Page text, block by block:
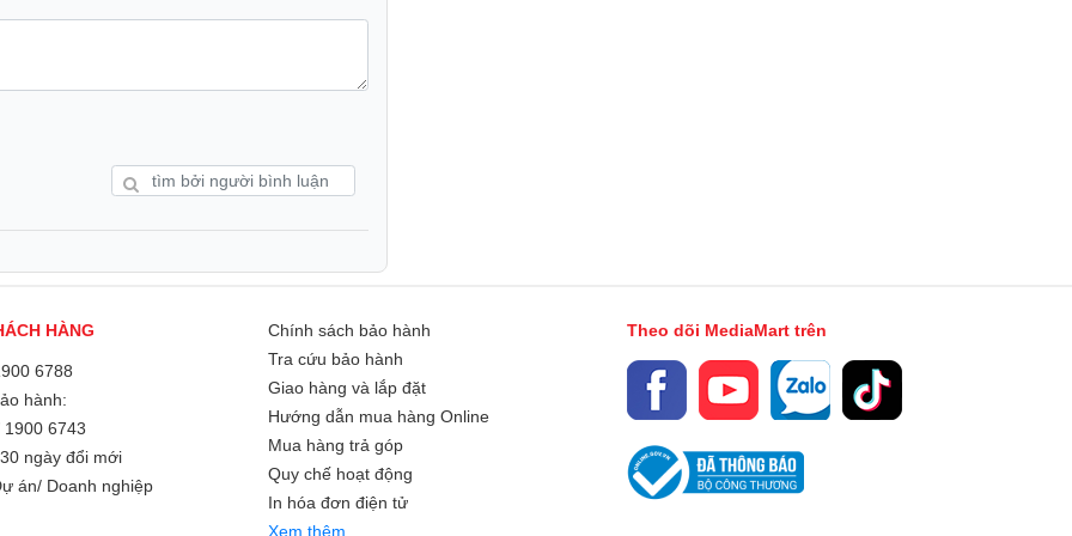
động và hiệu ứng âm thanh vòm ấn tượng,
pixels là điểm nhấn nổi bật, mọi chi tiết hiển
này, người dùng có thể thoải mái tận
không bị mờ hay nhòe.
Wifi & 5G
Face Time
5G:
WiFi:
Dual-band
HÀNG
6788
hành:
1900 6743
ngày đổi mới
án/ Doanh nghiệp
Chính sách bảo hành
Tra cứu bảo hành
Giao hàng và lắp đặt
Hướng dẫn mua hàng Online
Mua hàng trả góp
Quy chế hoạt động
In hóa đơn điện tử
Xem thêm
Theo dõi MediaMart trên